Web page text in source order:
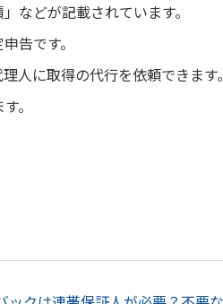
などが記載されています。
告です。
人に取得の代行を依頼できます。
。